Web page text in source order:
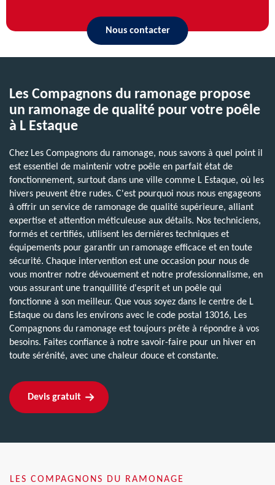
Nous contacter
Les Compagnons du ramonage propose
un ramonage de qualité pour votre poêle
à L Estaque
Chez Les Compagnons du ramonage, nous savons à quel point il
est essentiel de maintenir votre poêle en parfait état de
fonctionnement, surtout dans une ville comme L Estaque, où les
hivers peuvent être rudes. C'est pourquoi nous nous engageons
à offrir un service de ramonage de qualité supérieure, alliant
expertise et attention méticuleuse aux détails. Nos techniciens,
formés et certifiés, utilisent les dernières techniques et
équipements pour garantir un ramonage efficace et en toute
sécurité. Chaque intervention est une occasion pour nous de
vous montrer notre dévouement et notre professionnalisme, en
vous assurant une tranquillité d'esprit et un poêle qui
fonctionne à son meilleur. Que vous soyez dans le centre de L
Estaque ou dans les environs avec le code postal 13016, Les
Compagnons du ramonage est toujours prête à répondre à vos
besoins. Faites confiance à notre savoir-faire pour un hiver en
toute sérénité, avec une chaleur douce et constante.
Devis gratuit
LES COMPAGNONS DU RAMONAGE